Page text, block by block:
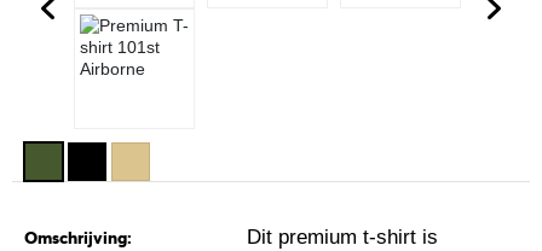
Omschrijving:
Dit premium t-shirt is